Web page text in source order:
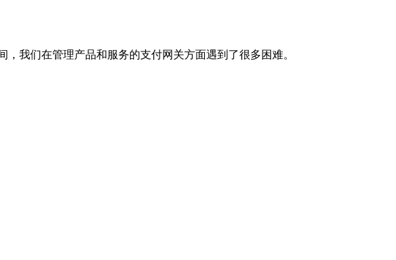
我们在管理产品和服务的支付网关方面遇到了很多困难。